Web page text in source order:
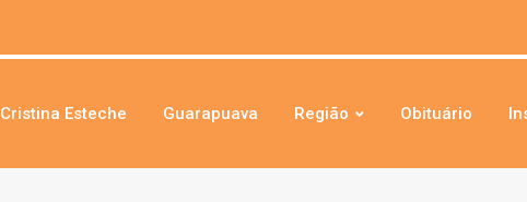
Cristina Esteche Guarapuava Região Obituário